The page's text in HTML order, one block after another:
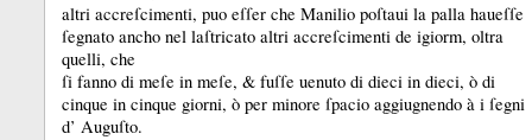
altri accreſcimenti, puo eſſer che Manilio poſtaui la palla haueſſe
ſegnato ancho nel laſtricato altri accreſcimenti de igiorm, oltra
quelli, che
ſi fanno di meſe in meſe, & fuſſe uenuto di dieci in dieci, ò di
cinque in cinque giorni, ò per minore ſpacio aggiugnendo à i ſegni
d’ Auguſto.